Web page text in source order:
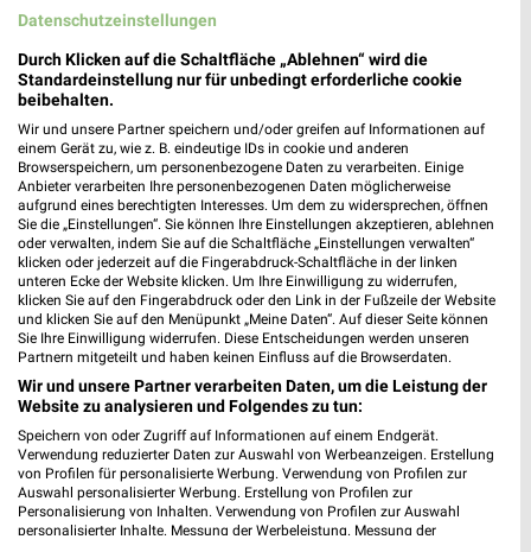
301,51 km • Angebote: 1 Prospekt
Sonderpreis Baumarkt Moringen
37186 Moringen
Heute 08:00 - 19:00 Uhr | Geschlossen
258,43 km • Angebote: 2 Prospekte
hagebaumarkt Bad Sooden-Allendorf
Städtersweg 1-2
37242 Bad Sooden-Allendorf
Heute 08:30 - 20:00 Uhr | Geschlossen
273,70 km
HKL Center Northeim
Stadtweg 23
37154 Northeim
Datenschutzeinstellungen
Durch Klicken auf die Schaltfläche „Ablehnen“ wird die
Standardeinstellung nur für unbedingt erforderliche cookie
beibehalten.
Wir und unsere Partner speichern und/oder greifen auf Informationen auf
einem Gerät zu, wie z. B. eindeutige IDs in cookie und anderen
Browserspeichern, um personenbezogene Daten zu verarbeiten. Einige
Anbieter verarbeiten Ihre personenbezogenen Daten möglicherweise
aufgrund eines berechtigten Interesses. Um dem zu widersprechen, öffnen
Sie die „Einstellungen“. Sie können Ihre Einstellungen akzeptieren, ablehnen
oder verwalten, indem Sie auf die Schaltfläche „Einstellungen verwalten“
klicken oder jederzeit auf die Fingerabdruck-Schaltfläche in der linken
unteren Ecke der Website klicken. Um Ihre Einwilligung zu widerrufen,
klicken Sie auf den Fingerabdruck oder den Link in der Fußzeile der Website
und klicken Sie auf den Menüpunkt „Meine Daten“. Auf dieser Seite können
Sie Ihre Einwilligung widerrufen. Diese Entscheidungen werden unseren
Partnern mitgeteilt und haben keinen Einfluss auf die Browserdaten.
Wir und unsere Partner verarbeiten Daten, um die Leistung der
Website zu analysieren und Folgendes zu tun:
Speichern von oder Zugriff auf Informationen auf einem Endgerät.
Verwendung reduzierter Daten zur Auswahl von Werbeanzeigen. Erstellung
von Profilen für personalisierte Werbung. Verwendung von Profilen zur
Auswahl personalisierter Werbung. Erstellung von Profilen zur
Personalisierung von Inhalten. Verwendung von Profilen zur Auswahl
personalisierter Inhalte. Messung der Werbeleistung. Messung der